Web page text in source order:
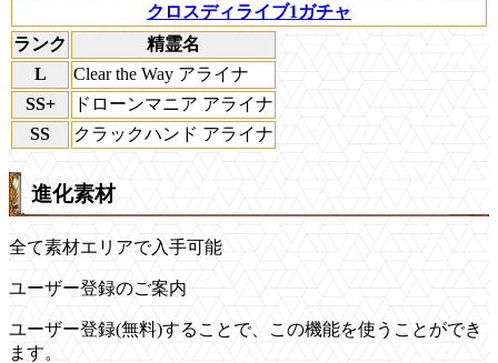
クロスディライブ1ガチャ
ランク
精霊名
L
Clear the Way アライナ
SS+
ドローンマニア アライナ
SS
クラックハンド アライナ
進化素材
全て素材エリアで入手可能
ユーザー登録のご案内
ユーザー登録(無料)することで、この機能を使うことができ
ます。